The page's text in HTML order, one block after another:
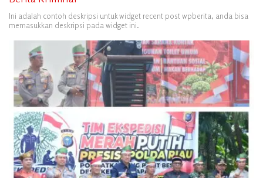
Ini adalah contoh deskripsi untuk widget recent post wpberita, anda bisa
memasukkan deskripsi pada widget ini.